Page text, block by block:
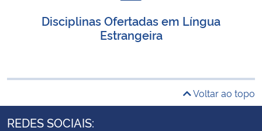
Disciplinas Ofertadas em Língua
Estrangeira
Voltar ao topo
REDES SOCIAIS: